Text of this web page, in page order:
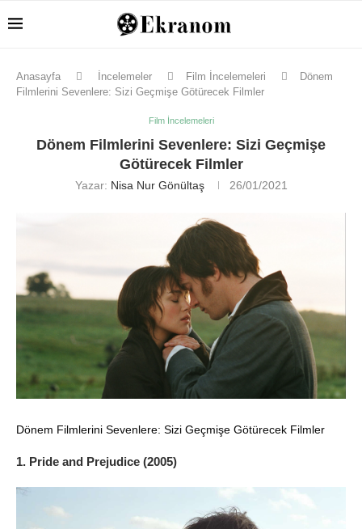
Anasayfa İncelemeler Film İncelemeleri
Dönem
Filmlerini Sevenlere: Sizi Geçmişe Götürecek Filmler
Film İncelemeleri
Dönem Filmlerini Sevenlere: Sizi Geçmişe
Götürecek Filmler
Yazar: Nisa Nur Gönültaş 26/01/2021
Dönem Filmlerini Sevenlere: Sizi Geçmişe Götürecek Filmler
1. Pride and Prejudice (2005)